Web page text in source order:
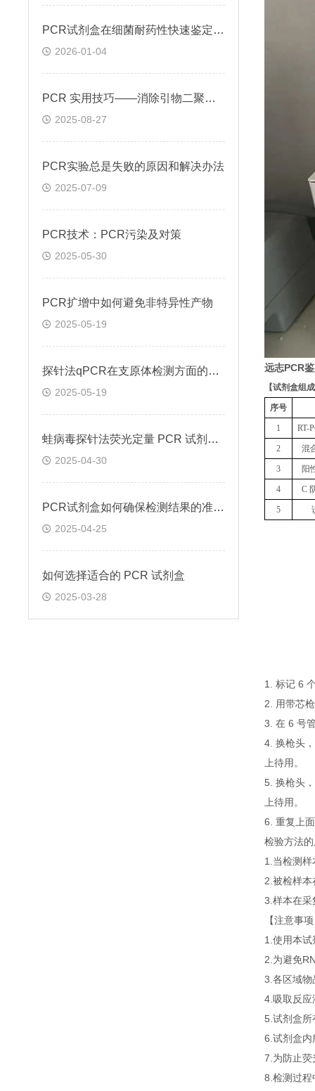
PCR试剂盒在细菌耐药性快速鉴定中的关键作用
2026-01-04
PCR 实用技巧——消除引物二聚体的方法
2025-08-27
PCR实验总是失败的原因和解决办法
2025-07-09
PCR技术：PCR污染及对策
2025-05-30
PCR扩增中如何避免非特异性产物
2025-05-19
探针法qPCR在支原体检测方面的应用
2025-05-19
蛙病毒探针法荧光定量 PCR 试剂盒定量定性检测
2025-04-30
PCR试剂盒如何确保检测结果的准确性和可靠性
2025-04-25
如何选择适合的 PCR 试剂盒
2025-03-28
远志PCR
【试剂盒组成
序号
1 RT-
2 混
3 阳
4 C
5
1. 标记 6
2. 用带芯
3. 在 6 号
4. 换枪头
上待用。
5. 换枪头
上待用。
6. 重复上
检验方法
1.当检测
2.被检样
3.样本在采
【注意事
1.使用本
2.为避免
3.各区域物
4.吸取反应
5.试剂盒所
6.试剂盒内
7.为防止荧
8.检测过程